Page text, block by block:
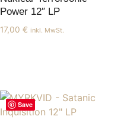
Power 12″ LP
17,00 € inkl. MwSt.
Save